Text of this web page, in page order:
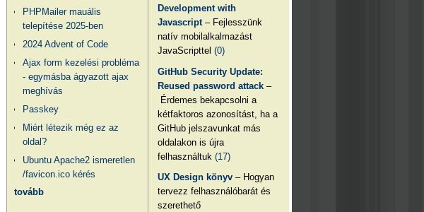
Development with
Javascript – Fejlesszünk
natív mobilalkalmazást
JavaScripttel(0)
GitHub Security Update:
Reused password attack –
Érdemes bekapcsolni a
kétfaktoros azonosítást, ha a
GitHub jelszavunkat más
oldalakon is újra
felhasználtuk(17)
UX Design könyv – Hogyan
tervezz felhasználóbarát és
szerethető
PHPMailer mauális
telepítése 2025-ben
2024 Advent of Code
Ajax form kezelési probléma
- egymásba ágyazott ajax
meghívás
Passkey
Miért létezik még ez az
oldal?
Ubuntu Apache2 ismeretlen
/favicon.ico kérés
tovább